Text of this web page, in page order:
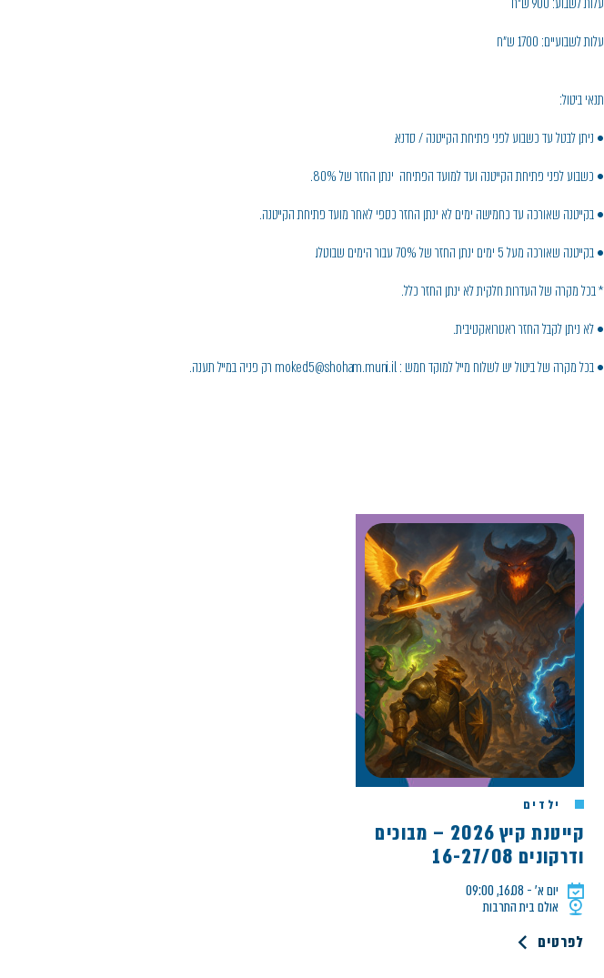
עלות לשבועיים: 1700 ש"ח
תנאי ביטול:
• ניתן לבטל עד כשבוע לפני פתיחת הקייטנה / סדנא.
• כשבוע לפני פתיחת הקייטנה ועד למועד הפתיחה ינתן החזר של 80%.
• בקייטנה שאורכה עד כחמישה ימים לא ינתן החזר כספי לאחר מועד פתיחת הקייטנה.
• בקייטנה שאורכה מעל 5 ימים ינתן החזר של 70% עבור הימים שבוטלו.
* בכל מקרה של העדרות חלקית לא ינתן החזר כלל.
• לא ניתן לקבל החזר ראטרואקטיבית.
• בכל מקרה של ביטול יש לשלוח מייל למוקד חמש : moked5@shoham.muni.il רק פניה במייל תענה.
ילדים
קייטנת קיץ 2026 – מבוכים
ודרקונים 16-27/08
יום א׳ - 16.08, 09:00
אולם בית התרבות
לפרטים